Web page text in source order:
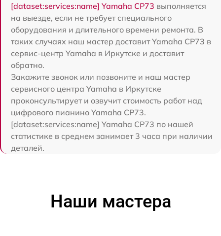
[dataset:services:name] Yamaha CP73 выполняется
на выезде, если не требует специального
оборудования и длительного времени ремонта. В
таких случаях наш мастер доставит Yamaha CP73 в
сервис-центр Yamaha в Иркутске и доставит
обратно.
Закажите звонок или позвоните и наш мастер
сервисного центра Yamaha в Иркутске
проконсультирует и озвучит стоимость работ над
цифрового пианино Yamaha CP73.
[dataset:services:name] Yamaha CP73 по нашей
статистике в среднем занимает 3 часа при наличии
деталей.
Наши мастера